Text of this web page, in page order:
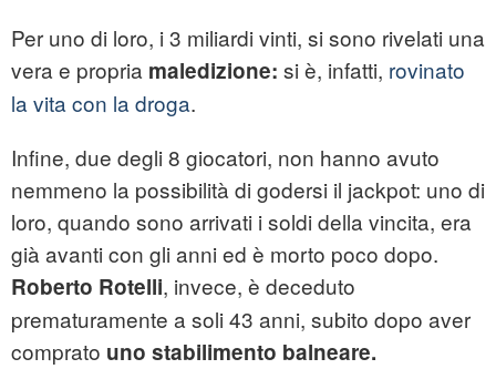
Per uno di loro, i 3 miliardi vinti, si sono rivelati una
vera e propria maledizione: si è, infatti, rovinato
la vita con la droga.
Infine, due degli 8 giocatori, non hanno avuto
nemmeno la possibilità di godersi il jackpot: uno di
loro, quando sono arrivati i soldi della vincita, era
già avanti con gli anni ed è morto poco dopo.
Roberto Rotelli, invece, è deceduto
prematuramente a soli 43 anni, subito dopo aver
comprato uno stabilimento balneare.